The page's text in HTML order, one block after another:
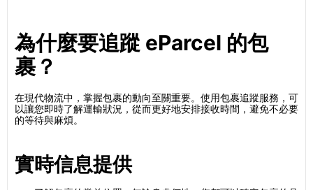
為什麼要追蹤 eParcel 的包
裹？
在現代物流中，掌握包裹的動向至關重要。使用包裹追蹤服務，可
以讓您即時了解運輸狀況，從而更好地安排接收時間，避免不必要
的等待與麻煩。
實時信息提供